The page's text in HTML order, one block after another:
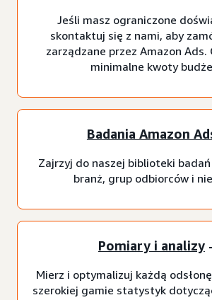
Jeśli masz ograniczone
skontaktuj się z nami, aby
zarządzane przez Amazon Ads.
minimalne kwoty
Badania Amazon
Zajrzyj do naszej biblioteki
branż, grup odbiorców i
Pomiary i analizy
Mierz i optymalizuj każdą
szerokiej gamie statystyk